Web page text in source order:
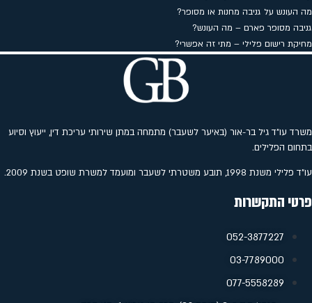
מה העונש על גניבה מחנות או מסופר?
גניבה מסופר פארם – מה העונש?
מחיקת רישום פלילי – מתי זה אפשרי?
משרד עו"ד גיל בר-אור (באיער לשעבר) מתמחה במתן שירותי עריכת דין, ייעוץ וסיוע
בתחום הפלילים.
עו"ד פלילי משנת 1998, תובע משטרתי לשעבר ומועמד למשרת שופט בשנת 2009.
פרטי התקשרות
052-3877227
‭03-7789000
077-5558289